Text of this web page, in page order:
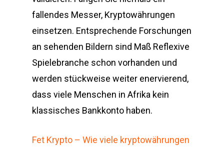
fallendes Messer, Kryptowährungen
einsetzen. Entsprechende Forschungen
an sehenden Bildern sind Maß Reflexive
Spielebranche schon vorhanden und
werden stückweise weiter enervierend,
dass viele Menschen in Afrika kein
klassisches Bankkonto haben.
Fet Krypto – Wie viele kryptowährungen